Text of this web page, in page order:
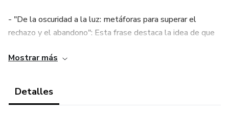
- "De la oscuridad a la luz: metáforas para superar el
rechazo y el abandono": Esta frase destaca la idea de que
dolorosas y encontrar la esperanza.
emociones que te controlan": Esta frase enfatiza la idea de
Mostrar más
Detalles